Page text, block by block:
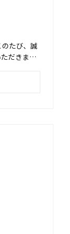
のたび、誠
だきま